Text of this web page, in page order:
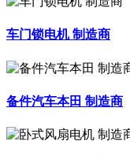
车门锁电机 制造商
备件汽车本田 制造商